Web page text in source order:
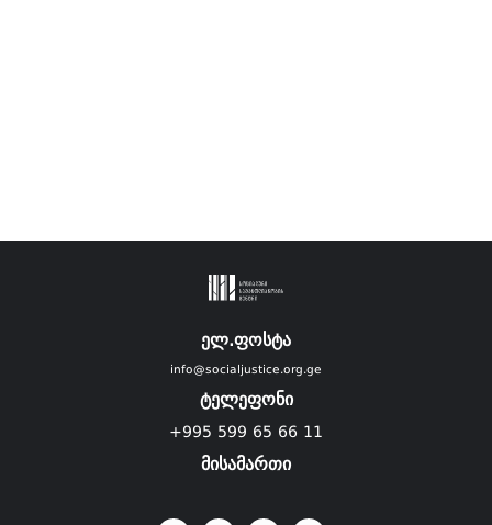
ელ.ფოსტა
info@socialjustice.org.ge
ტელეფონი
+995 599 65 66 11
მისამართი